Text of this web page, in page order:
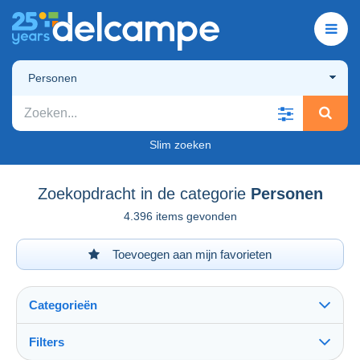
Personen
Slim zoeken
Zoekopdracht in de categorie Personen
4.396 items gevonden
Toevoegen aan mijn favorieten
Categorieën
Filters